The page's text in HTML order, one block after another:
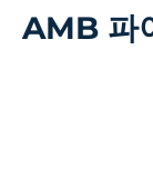
AMB 파